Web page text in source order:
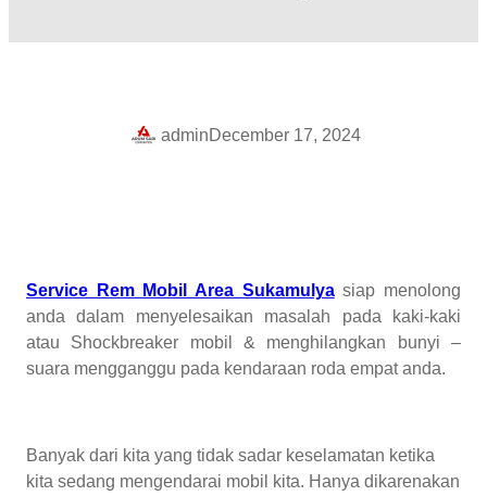
adminDecember 17, 2024
Service Rem Mobil Area Sukamulyasiap menolong
anda dalam menyelesaikan masalah pada kaki-kaki
atau Shockbreaker mobil & menghilangkan bunyi –
suara mengganggu pada kendaraan roda empat anda.
Banyak dari kita yang tidak sadar keselamatan ketika
kita sedang mengendarai mobil kita. Hanya dikarenakan